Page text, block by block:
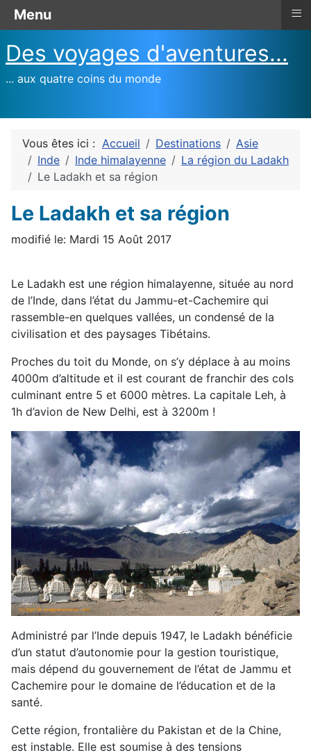
Des voyages d'aventures...
... aux quatre coins du monde
Vous êtes ici : Accueil Destinations
Asie
Inde
Inde himalayenne
La région du Ladakh
Le Ladakh et sa région
Le Ladakh et sa région
modifié le: Mardi 15 Août 2017
Le Ladakh est une région himalayenne, située au nord
de l’Inde, dans l’état du Jammu-et-Cachemire qui
rassemble-en quelques vallées, un condensé de la
civilisation et des paysages Tibétains.
Proches du toit du Monde, on s’y déplace à au moins
4000m d’altitude et il est courant de franchir des cols
culminant entre 5 et 6000 mètres. La capitale Leh, à
1h d’avion de New Delhi, est à 3200m !
Administré par l’Inde depuis 1947, le Ladakh bénéficie
d’un statut d’autonomie pour la gestion touristique,
mais dépend du gouvernement de l’état de Jammu et
Cachemire pour le domaine de l’éducation et de la
santé.
Cette région, frontalière du Pakistan et de la Chine,
est instable. Elle est soumise à des tensions
Menu ≡